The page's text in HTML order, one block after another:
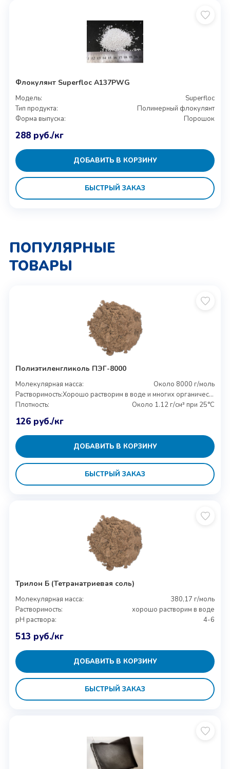
Флокулянт Superfloc A137PWG
Модель:
Superfloc
Тип продукта:
Полимерный флокулянт
Форма выпуска:
Порошок
288 руб./кг
ДОБАВИТЬ В КОРЗИНУ
БЫСТРЫЙ ЗАКАЗ
ПОПУЛЯРНЫЕ
ТОВАРЫ
Полиэтиленгликоль ПЭГ-8000
Молекулярная масса:
Около 8000 г/моль
Растворимость:
Хорошо растворим в воде и многих органических растворителях
Плотность:
Около 1.12 г/см³ при 25°C
126 руб./кг
ДОБАВИТЬ В КОРЗИНУ
БЫСТРЫЙ ЗАКАЗ
Трилон Б (Тетранатриевая соль)
Молекулярная масса:
380,17 г/моль
Растворимость:
хорошо растворим в воде
pH раствора:
4-6
513 руб./кг
ДОБАВИТЬ В КОРЗИНУ
БЫСТРЫЙ ЗАКАЗ